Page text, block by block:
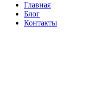
Главная
Блог
Контакты